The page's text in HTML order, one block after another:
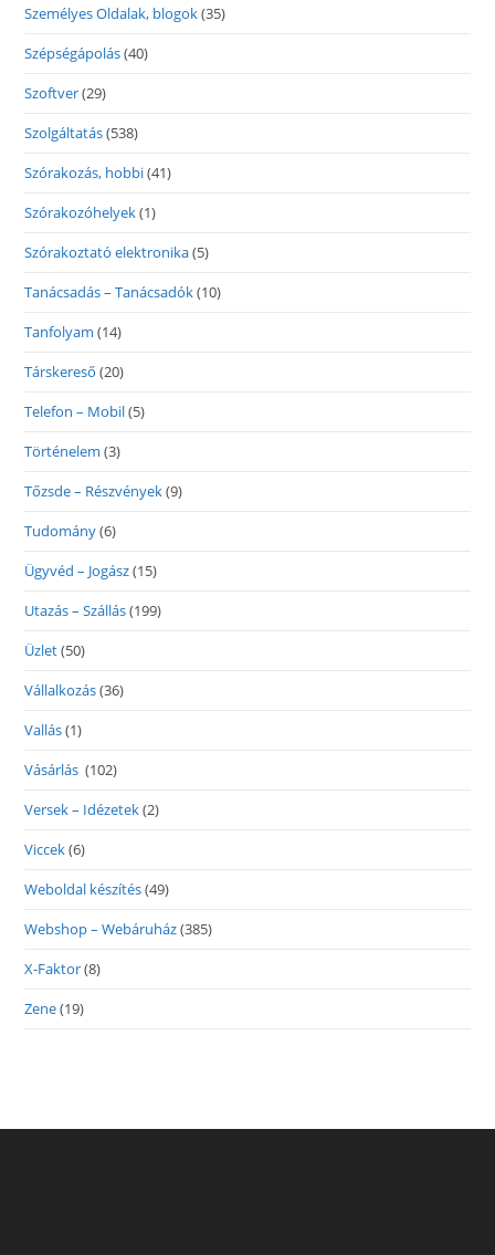
Személyes Oldalak, blogok(35)
Szépségápolás(40)
Szoftver(29)
Szolgáltatás(538)
Szórakozás, hobbi(41)
Szórakozóhelyek(1)
Szórakoztató elektronika(5)
Tanácsadás – Tanácsadók(10)
Tanfolyam (14)
Társkereső (20)
Telefon – Mobil(5)
Történelem (3)
Tőzsde – Részvények(9)
Tudomány(6)
Ügyvéd – Jogász(15)
Utazás – Szállás(199)
Üzlet(50)
Vállalkozás(36)
Vallás(1)
Vásárlás (102)
Versek – Idézetek(2)
Viccek(6)
Weboldal készítés(49)
Webshop – Webáruház(385)
X-Faktor(8)
Zene(19)